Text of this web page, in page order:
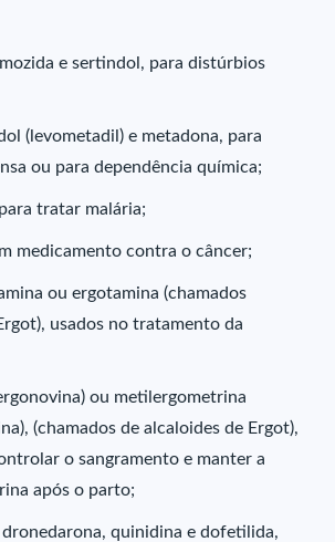
e sertindol, para distúrbios
(levometadil) e metadona, para
ou para dependência química;
tratar malária;
medicamento contra o câncer;
ou ergotamina (chamados
usados no tratamento da
ou metilergometrina
(chamados de alcaloides de Ergot),
o sangramento e manter a
após o parto;
dronedarona, quinidina e dofetilida,